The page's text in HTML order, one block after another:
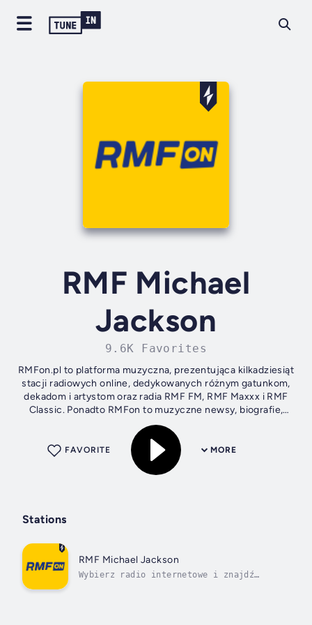
RMF Michael
Jackson
9.6K Favorites
RMFon.pl to platforma muzyczna, prezentująca kilkadziesiąt
stacji radiowych online, dedykowanych różnym gatunkom,
dekadom i artystom oraz radia RMF FM, RMF Maxxx i RMF
Classic. Ponadto RMFon to muzyczne newsy, biografie,
dyskografie, galerie,...
MORE
FAVORITE
Stations
RMF Michael Jackson
Wybierz radio internetowe i znajdź